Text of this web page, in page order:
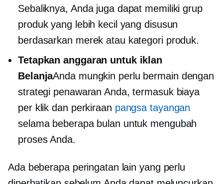
Sebaliknya, Anda juga dapat memiliki grup
produk yang lebih kecil yang disusun
berdasarkan merek atau kategori produk.
Tetapkan anggaran untuk iklan
BelanjaAnda mungkin perlu bermain dengan
strategi penawaran Anda, termasuk biaya
per klik dan perkiraan pangsa tayangan
selama beberapa bulan untuk mengubah
proses Anda.
Ada beberapa peringatan lain yang perlu